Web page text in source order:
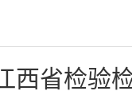
西省检验